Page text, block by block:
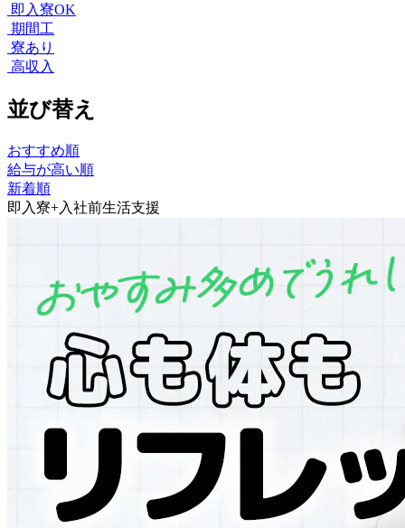
即入寮OK
期間工
寮あり
高収入
並び替え
おすすめ順
給与が高い順
新着順
即入寮+入社前生活支援